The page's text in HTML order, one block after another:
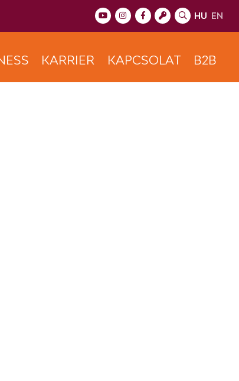
HU EN
KARRIER KAPCSOLAT B2B